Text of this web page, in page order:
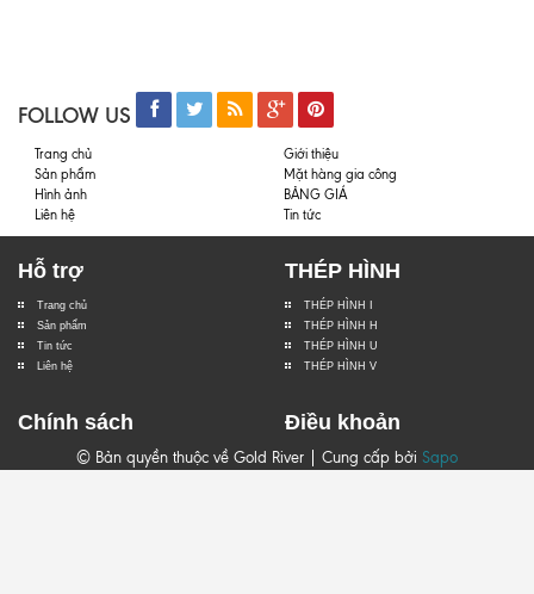
FOLLOW US
Trang chủ
Giới thiệu
Sản phẩm
Mặt hàng gia công
Hình ảnh
BẢNG GIÁ
Liên hệ
Tin tức
Hỗ trợ
Trang chủ
Sản phẩm
Tin tức
Liên hệ
THÉP HÌNH
THÉP HÌNH I
THÉP HÌNH H
THÉP HÌNH U
THÉP HÌNH V
Chính sách Điều khoản
© Bản quyền thuộc về Gold River | Cung cấp bởi Sapo